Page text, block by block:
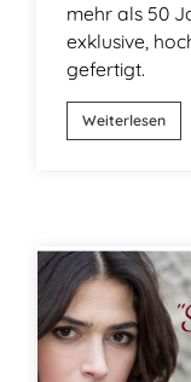
mehr als 50
exklusive,
gefertigt.
Weiterlesen